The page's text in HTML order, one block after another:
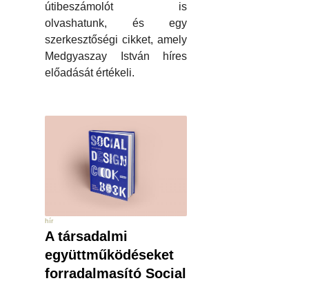
útibeszámolót is
olvashatunk, és egy
szerkesztőségi cikket, amely
Medgyaszay István híres
előadását értékeli.
hír
A társadalmi
együttműködéseket
forradalmasító Social